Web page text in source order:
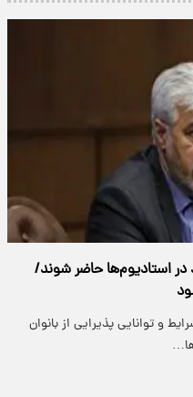
در استادیوم‌ها حاضر شوند/
و توانایی پذیرایی از بانوان